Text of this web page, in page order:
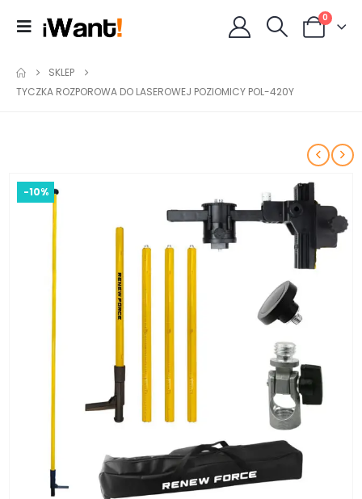
0
SKLEP
TYCZKA ROZPOROWA DO LASEROWEJ POZIOMICY POL-420Y
-10%